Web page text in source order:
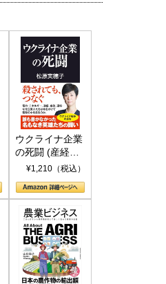
ウクライナ企業
の死闘 (産経セ
レクト S 039)
¥1,210（税込）